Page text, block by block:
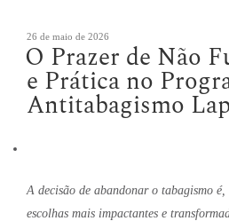
Publicado
em
26 de maio de 2026
O Prazer de Não
e Prática no
Antitabagismo
A decisão de abandonar o tabagismo é,
escolhas mais impactantes e